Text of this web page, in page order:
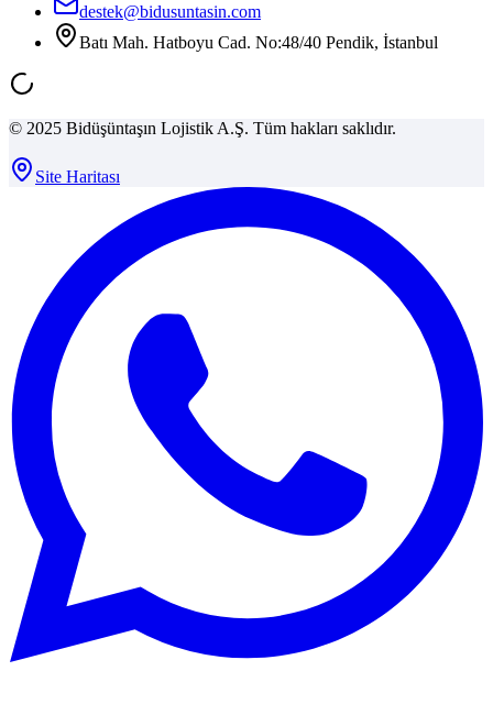
destek@bidusuntasin.com
Batı Mah. Hatboyu Cad. No:48/40 Pendik, İstanbul
© 2025 Bidüşüntaşın Lojistik A.Ş. Tüm hakları saklıdır.
Site Haritası